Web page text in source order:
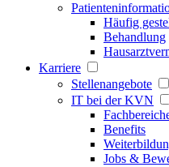
Häufig
Behandlung
Karriere
Stellenangebote
IT bei der KVN
Benefits
Jobs &